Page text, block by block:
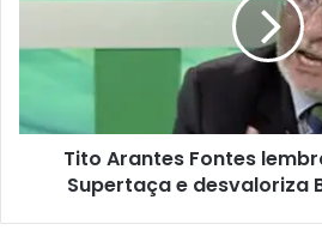
Tito Arantes Fontes
Supertaça e desvaloriza